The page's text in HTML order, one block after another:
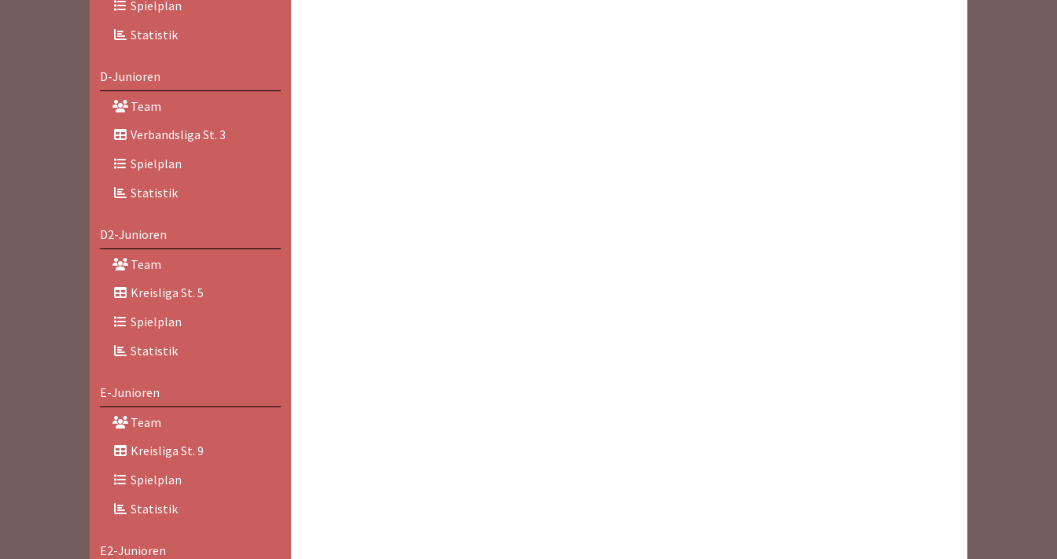
Spielplan
Statistik
D-Junioren
Team
Verbandsliga St. 3
Spielplan
Statistik
D2-Junioren
Team
Kreisliga St. 5
Spielplan
Statistik
E-Junioren
Team
Kreisliga St. 9
Spielplan
Statistik
E2-Junioren